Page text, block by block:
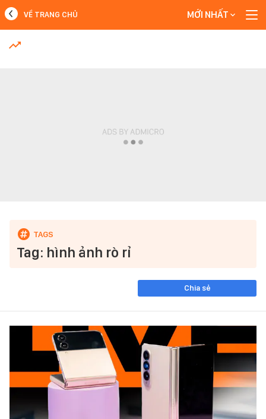
MỚI NHẤT
VỀ TRANG CHỦ MỚI NHẤT
Tag: hình ảnh rò rỉ
Chia sẻ